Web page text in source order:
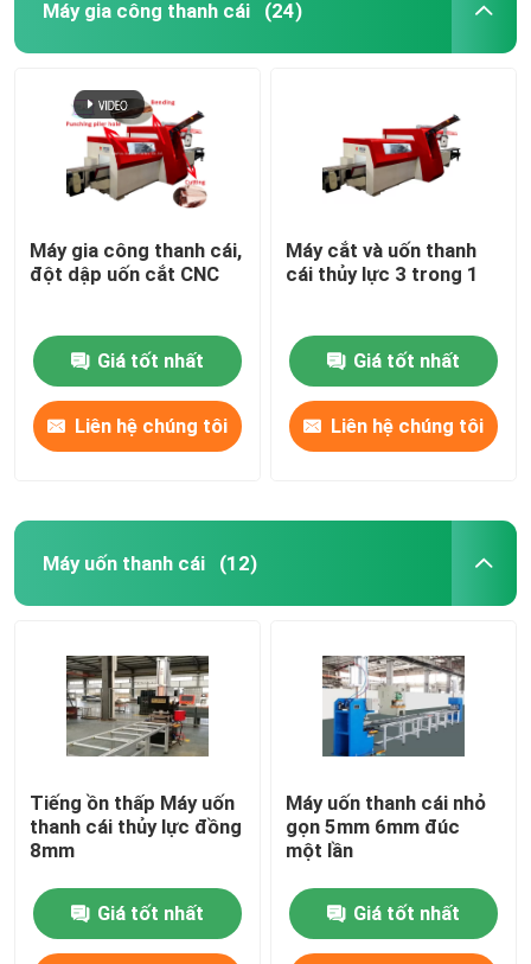
Máy gia công thanh cái (24)
Máy gia công thanh cái,
đột dập uốn cắt CNC
Giá tốt nhất
Liên hệ chúng tôi
Máy cắt và uốn thanh
cái thủy lực 3 trong 1
Giá tốt nhất
Liên hệ chúng tôi
Máy uốn thanh cái (12)
Tiếng ồn thấp Máy uốn
thanh cái thủy lực đồng
8mm
Giá tốt nhất
Máy uốn thanh cái nhỏ
gọn 5mm 6mm đúc
một lần
Giá tốt nhất